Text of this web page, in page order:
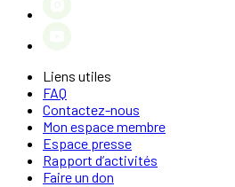
Liens utiles
FAQ
Contactez-nous
Mon espace membre
Espace presse
Rapport d’activités
Faire un don